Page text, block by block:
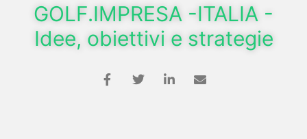
GOLF.IMPRESA -ITALIA -
Idee, obiettivi e strategie